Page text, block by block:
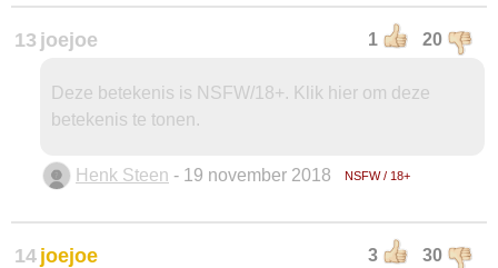
13 1 20
joejoe
Deze betekenis is NSFW/18+. Klik hier om deze
betekenis te tonen.
Henk Steen - 19 november 2018 NSFW / 18+
14 3 30
joejoe